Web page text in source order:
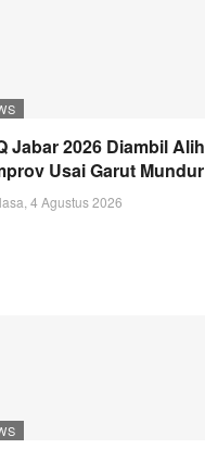
Jabar 2026 Diambil Alih
Usai Garut Mundur
4 Agustus 2026